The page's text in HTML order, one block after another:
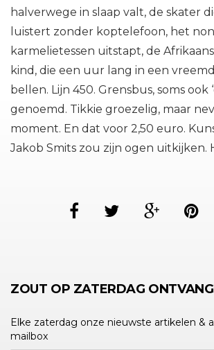
halverwege in slaap valt, de skater
luistert zonder koptelefoon, het
karmelietessen uitstapt, de
kind, die een uur lang in een
bellen. Lijn 450. Grensbus, soms ook
genoemd. Tikkie groezelig, maar
moment. En dat voor 2,50 euro.
Jakob Smits zou zijn ogen uitkijken.
ZOUT OP ZATERDAG
Elke zaterdag onze nieuwste artikelen &
mailbox